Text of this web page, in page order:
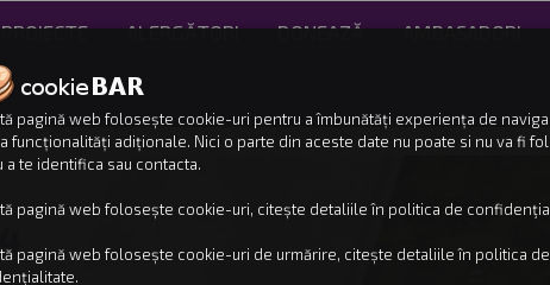
PROIECTE ALERGĂTORI DONEAZĂ AMBASADORI
pagină web folosește cookie-uri pentru a îmbunătăți experiența de
funcționalități adiționale. Nici o parte din aceste date nu poate si nu va fi
a te identifica sau contacta.
pagină web folosește cookie-uri, citește detaliile în politica de
pagină web folosește cookie-uri de urmărire, citește detaliile în politica de